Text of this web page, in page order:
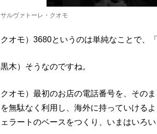
サルヴァトーレ・クオモ
クオモ）3680というのは単純なことで、
黒木）そうなのですね。
クオモ）最初のお店の電話番号を、その
を無駄なく利用し、海外に持っていける
ェラートのベースをつくり、いまはいろ